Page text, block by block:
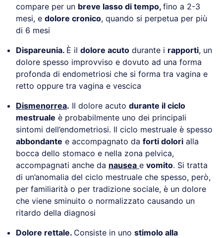
compare per un breve lasso di tempo, fino a 2-3
mesi, e dolore cronico, quando si perpetua per più
di 6 mesi
Dispareunia. È il dolore acuto durante i rapporti, un
dolore spesso improvviso e dovuto ad una forma
profonda di endometriosi che si forma tra vagina e
retto oppure tra vagina e vescica
Dismenorrea. Il dolore acuto durante il ciclo
mestruale è probabilmente uno dei principali
sintomi dell’endometriosi. Il ciclo mestruale è spesso
abbondante e accompagnato da forti dolori alla
bocca dello stomaco e nella zona pelvica,
accompagnati anche da nausea e vomito. Si tratta
di un’anomalia del ciclo mestruale che spesso, però,
per familiarità o per tradizione sociale, è un dolore
che viene sminuito o normalizzato causando un
ritardo della diagnosi
Dolore rettale. Consiste in uno stimolo alla